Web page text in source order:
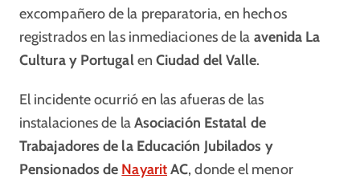
excompañero de la preparatoria, en hechos
registrados en las inmediaciones de la avenida La
Cultura y Portugalen Ciudad del Valle.
El incidente ocurrió en las afueras de las
instalaciones de laAsociación Estatal de
Trabajadores de la Educación Jubilados y
Pensionados de NayaritAC, donde el menor